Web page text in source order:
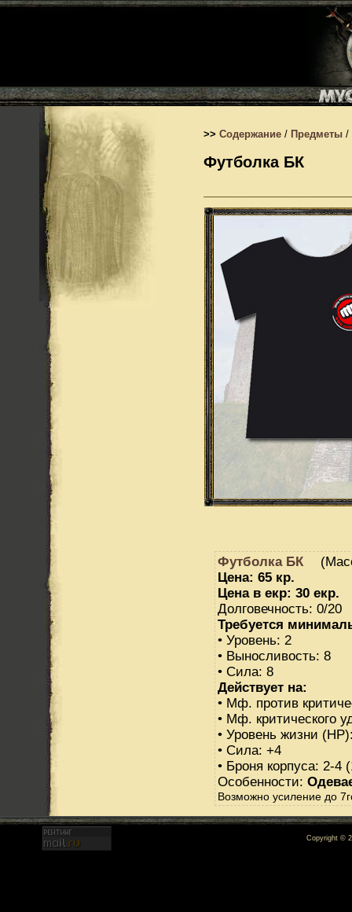
>> Содержание / Предметы /
Футболка БК
Футболка БК
Цена: 65 кр.
Цена в екр: 30 екр.
Долговечность: 0/20
Требуется
• Уровень: 2
• Выносливость: 8
• Сила: 8
Действует на:
• Мф. против
• Мф. критического
• Уровень жизни
• Сила: +4
• Броня корпуса: 2-4
Особенности:
Возможно усиление до
Copyright ©